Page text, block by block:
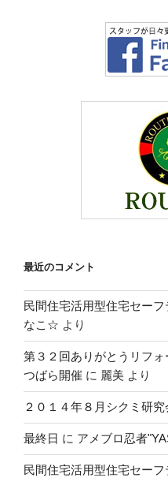
最近のコメント
民間住宅活用型住宅セー
なこ☆ より
第３２回ありがとうリフ
つばら開催 に 麗美 より
２０１４年８月シクミ研究
最終日 に アメブロ忍者
民間住宅活用型住宅セー